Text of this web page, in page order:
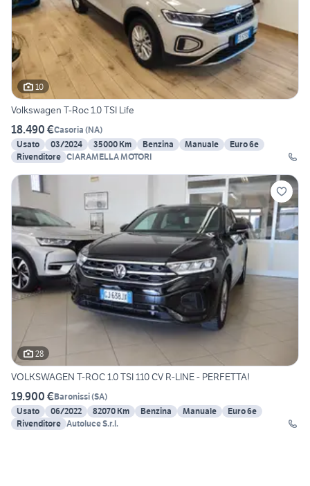
10
Volkswagen T-Roc 1.0 TSI Life
18.490 €Casoria (NA)
Usato
03/2024 35000 Km Benzina Manuale
Euro 6e
Rivenditore CIARAMELLA MOTORI
28
VOLKSWAGEN T-ROC 1.0 TSI 110 CV R-LINE - PERFETTA!
19.900 €Baronissi(SA)
Usato
06/2022 82070 Km Benzina Manuale
Euro 6e
Rivenditore Autoluce S.r.l.